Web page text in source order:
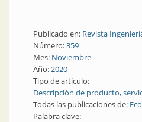
Publicado en: Revista
Número:359
Mes: Noviembre
Año:2020
Tipo de artículo:
Descripción de producto,
Todas las publicaciones de:
Palabra clave: